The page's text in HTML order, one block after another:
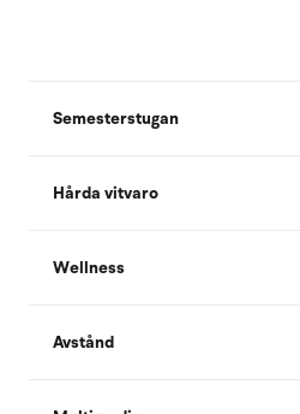
Semesterstugan
Hårda vitvaro
Wellness
Avstånd